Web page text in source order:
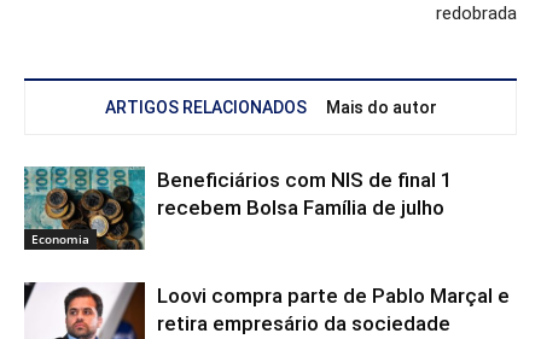
redobrada
ARTIGOS RELACIONADOS Mais do autor
Economia
Beneficiários com NIS de final 1
recebem Bolsa Família de julho
Loovi compra parte de Pablo Marçal e
retira empresário da sociedade